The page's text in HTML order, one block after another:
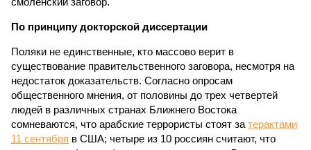
По принципу докторской диссертации
Поляки не единственные, кто массово верит в
существование правительственного заговора, несмотря на
недостаток доказательств. Согласно опросам
общественного мнения, от половины до трех четвертей
людей в различных странах Ближнего Востока
сомневаются, что арабские террористы стоят за терактами
11 сентября в США; четыре из 10 россиян считают, что